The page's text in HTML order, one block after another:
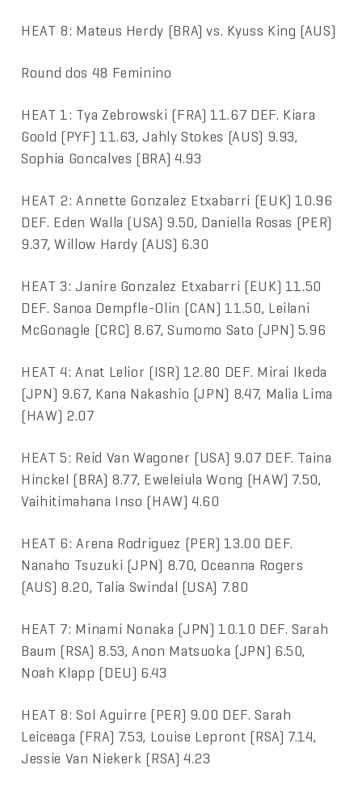
HEAT 8: Mateus Herdy (BRA) vs. Kyuss King (AUS)
Round dos 48 Feminino
HEAT 1: Tya Zebrowski (FRA) 11.67 DEF. Kiara
Goold (PYF) 11.63, Jahly Stokes (AUS) 9.93,
Sophia Goncalves (BRA) 4.93
HEAT 2: Annette Gonzalez Etxabarri (EUK) 10.96
DEF. Eden Walla (USA) 9.50, Daniella Rosas (PER)
9.37, Willow Hardy (AUS) 6.30
HEAT 3: Janire Gonzalez Etxabarri (EUK) 11.50
DEF. Sanoa Dempfle-Olin (CAN) 11.50, Leilani
McGonagle (CRC) 8.67, Sumomo Sato (JPN) 5.96
HEAT 4: Anat Lelior (ISR) 12.80 DEF. Mirai Ikeda
(JPN) 9.67, Kana Nakashio (JPN) 8.47, Malia Lima
(HAW) 2.07
HEAT 5: Reid Van Wagoner (USA) 9.07 DEF. Taina
Hinckel (BRA) 8.77, Eweleiula Wong (HAW) 7.50,
Vaihitimahana Inso (HAW) 4.60
HEAT 6: Arena Rodriguez (PER) 13.00 DEF.
Nanaho Tsuzuki (JPN) 8.70, Oceanna Rogers
(AUS) 8.20, Talia Swindal (USA) 7.80
HEAT 7: Minami Nonaka (JPN) 10.10 DEF. Sarah
Baum (RSA) 8.53, Anon Matsuoka (JPN) 6.50,
Noah Klapp (DEU) 6.43
HEAT 8: Sol Aguirre (PER) 9.00 DEF. Sarah
Leiceaga (FRA) 7.53, Louise Lepront (RSA) 7.14,
Jessie Van Niekerk (RSA) 4.23